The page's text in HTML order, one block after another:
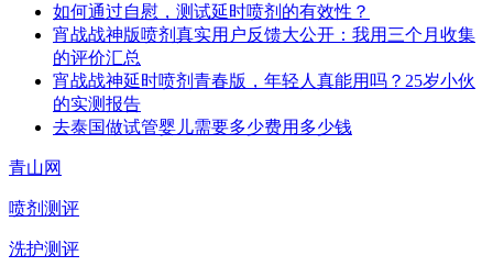
如何通过自慰，测试延时喷剂的有效性？
宵战战神版喷剂真实用户反馈大公开：我用三个月收集
的评价汇总
宵战战神延时喷剂青春版，年轻人真能用吗？25岁小伙
的实测报告
去泰国做试管婴儿需要多少费用多少钱
青山网
喷剂测评
洗护测评